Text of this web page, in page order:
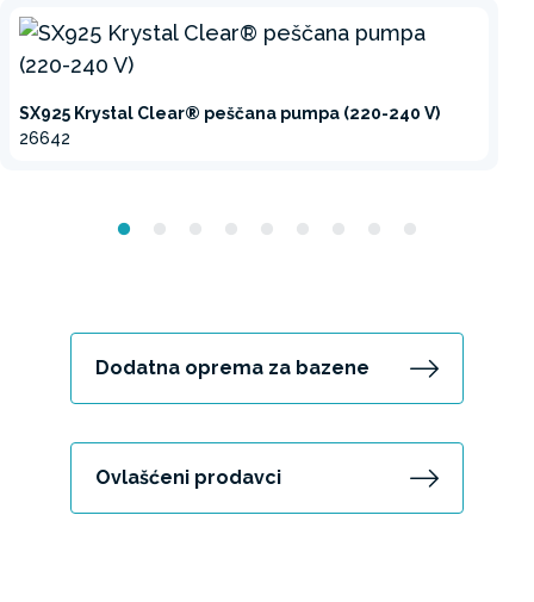
SX925 Krystal Clear® peščana pumpa (220-240 V)
26642
Dodatna oprema za bazene
Ovlašćeni prodavci